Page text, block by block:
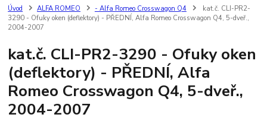
Úvod ALFA ROMEO - Alfa Romeo Crosswagon Q4
kat.č. CLI-PR2-
3290 - Ofuky oken (deflektory) - PŘEDNÍ, Alfa Romeo Crosswagon Q4, 5-dveř.,
2004-2007
kat.č. CLI-PR2-3290 - Ofuky oken
(deflektory) - PŘEDNÍ, Alfa
Romeo Crosswagon Q4, 5-dveř.,
2004-2007